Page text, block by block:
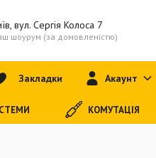
вул. Сергія Колоса 7
шоурум (за домовленістю)
Закладки Акаунт
КОМУТАЦІЯ